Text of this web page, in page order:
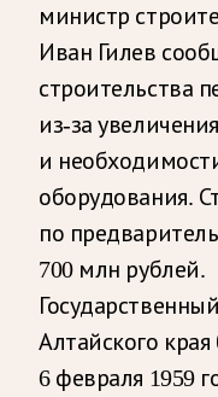
министр
Иван Гилев
строительства
из-за
и
оборудования.
по
700 млн рублей.
Алтайского
6 февраля 1959